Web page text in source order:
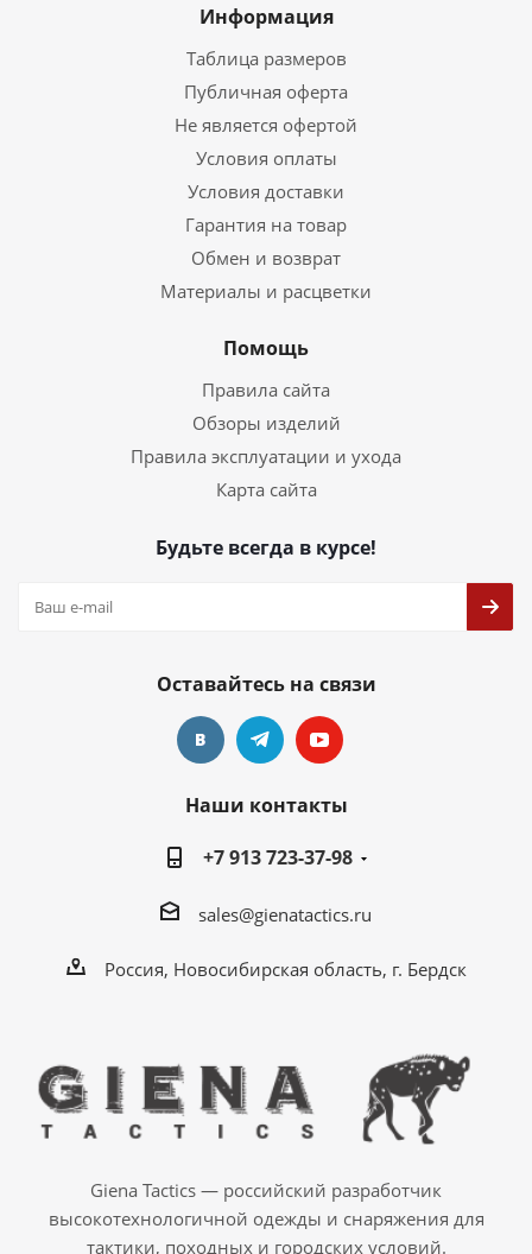
Информация
Таблица размеров
Публичная оферта
Не является офертой
Условия оплаты
Условия доставки
Гарантия на товар
Обмен и возврат
Материалы и расцветки
Помощь
Правила сайта
Обзоры изделий
Правила эксплуатации и ухода
Карта сайта
Будьте всегда в курсе!
Оставайтесь на связи
Наши контакты
+7 913 723-37-98
sales@gienatactics.ru
Россия, Новосибирская область, г. Бердск
Giena Tactics — российский разработчик
высокотехнологичной одежды и снаряжения для
тактики, походных и городских условий.